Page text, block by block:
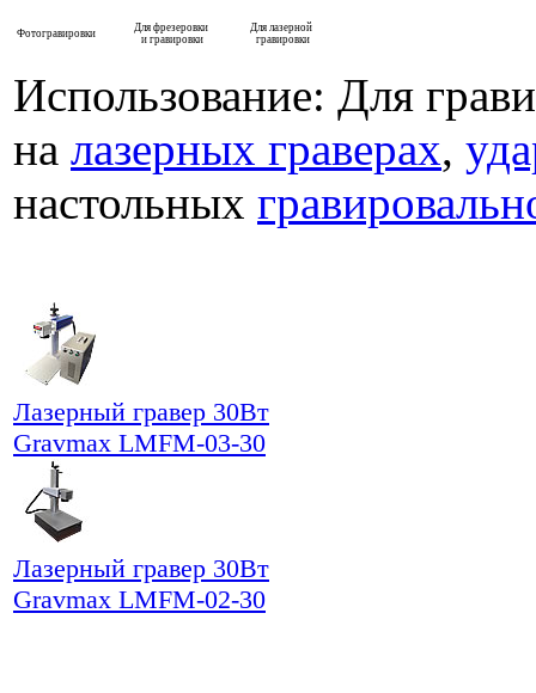
Фотогравировки
Для фрезеровки
и гравировки
Для лазерной
гравировки
Использование: Для
на лазерных граверах,
настольных
Лазерный гравер 30Вт
Gravmax LMFM-03-30
Лазерный гравер 30Вт
Gravmax LMFM-02-30